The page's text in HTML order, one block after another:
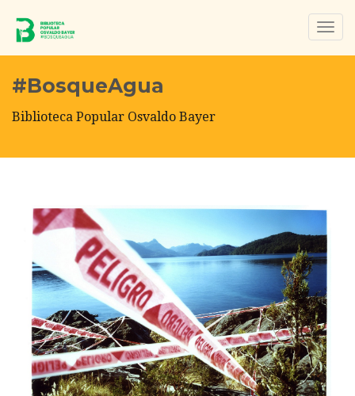
#BosqueAgua
Biblioteca Popular Osvaldo Bayer